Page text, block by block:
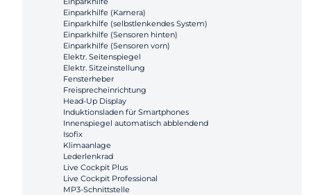
Einparkhilfe (Kamera)
Einparkhilfe (selbstlenkendes System)
Einparkhilfe (Sensoren hinten)
Einparkhilfe (Sensoren vorn)
Elektr. Seitenspiegel
Elektr. Sitzeinstellung
Fensterheber
Freisprecheinrichtung
Head-Up Display
Induktionsladen für Smartphones
Innenspiegel automatisch abblendend
Isofix
Klimaanlage
Lederlenkrad
Live Cockpit Plus
Live Cockpit Professional
MP3-Schnittstelle